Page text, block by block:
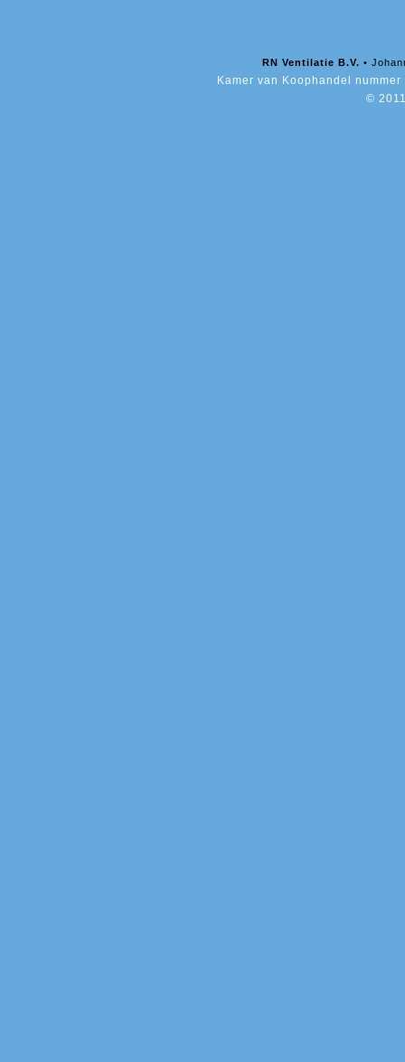
RN Ventilatie B.V. •
Kamer van Koophandel
©